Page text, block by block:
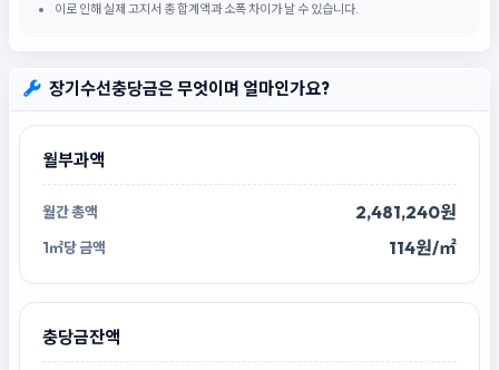
이로 인해 실제 고지서 총 합계액과 소폭 차이가 날 수 있습니다.
장기수선충당금은 무엇이며 얼마인가요?
월부과액
2,481,240원
114원/㎡
충당금잔액